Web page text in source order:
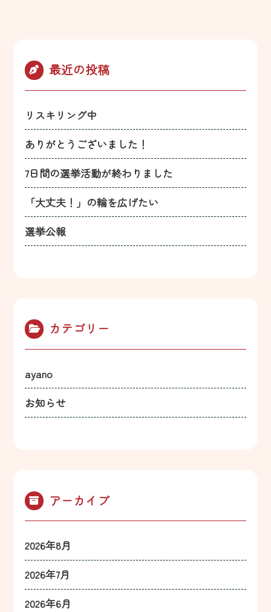
ペ
ー
ジ
送
り
最近の投稿
リスキリング中
ありがとうございました！
7日間の選挙活動が終わりました
「大丈夫！」の輪を広げたい
選挙公報
カテゴリー
ayano
お知らせ
アーカイブ
2026年8月
2026年7月
2026年6月